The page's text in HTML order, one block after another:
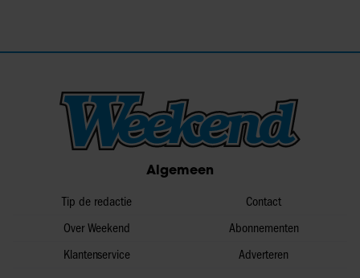
Algemeen
Tip de redactie
Over Weekend
Klantenservice
Contact
Abonnementen
Adverteren